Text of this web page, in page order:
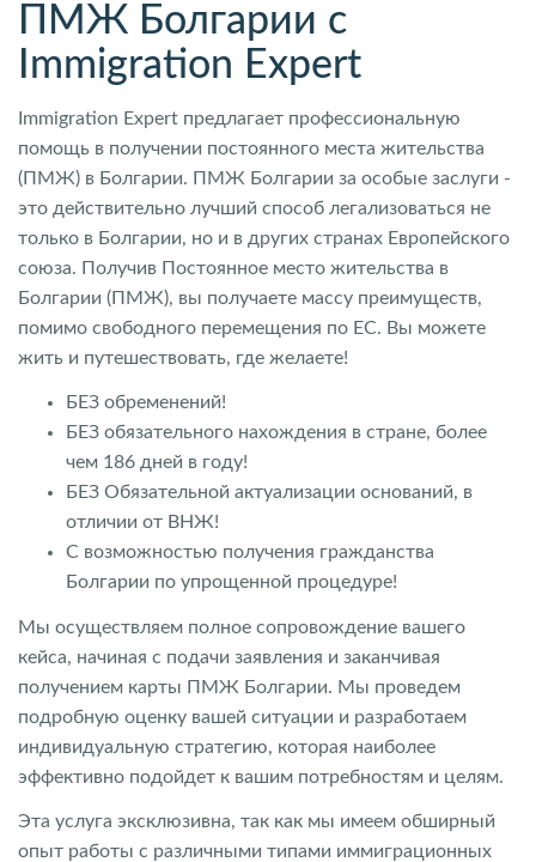
ПМЖ Болгарии с
Immigration Expert
Immigration Expert предлагает профессиональную
помощь в получении постоянного места жительства
(ПМЖ) в Болгарии. ПМЖ Болгарии за особые заслуги -
это действительно лучший способ легализоваться не
только в Болгарии, но и в других странах Европейского
союза. Получив Постоянное место жительства в
Болгарии (ПМЖ), вы получаете массу преимуществ,
помимо свободного перемещения по ЕС. Вы можете
жить и путешествовать, где желаете!
БЕЗ обременений!
БЕЗ обязательного нахождения в стране, более
чем 186 дней в году!
БЕЗ Обязательной актуализации оснований, в
отличии от ВНЖ!
С возможностью получения гражданства
Болгарии по упрощенной процедуре!
Мы осуществляем полное сопровождение вашего
кейса, начиная с подачи заявления и заканчивая
получением карты ПМЖ Болгарии. Мы проведем
подробную оценку вашей ситуации и разработаем
индивидуальную стратегию, которая наиболее
эффективно подойдет к вашим потребностям и целям.
Эта услуга эксклюзивна, так как мы имеем обширный
опыт работы с различными типами иммиграционных